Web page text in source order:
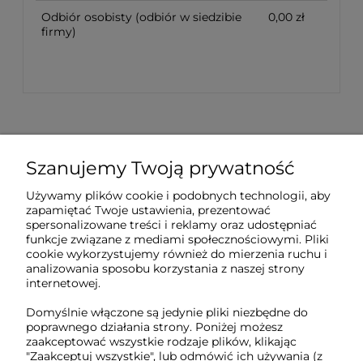
Odbiór osobisty (odbiór w siedzibie
firmy)
0,00 zł
Sklep internetowy Tukado.pl
pn-pt: 08:00-16:00
791 063 018
biuro@tukado.pl
O nas
Szanujemy Twoją prywatność
Używamy plików cookie i podobnych technologii, aby
zapamiętać Twoje ustawienia, prezentować
spersonalizowane treści i reklamy oraz udostępniać
funkcje związane z mediami społecznościowymi. Pliki
cookie wykorzystujemy również do mierzenia ruchu i
analizowania sposobu korzystania z naszej strony
internetowej.
Domyślnie włączone są jedynie pliki niezbędne do
poprawnego działania strony. Poniżej możesz
zaakceptować wszystkie rodzaje plików, klikając
"Zaakceptuj wszystkie", lub odmówić ich używania (z